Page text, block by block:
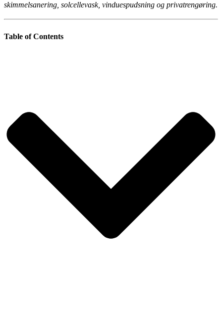
skimmelsanering, solcellevask, vinduespudsning og privatrengøring.
Table of Contents